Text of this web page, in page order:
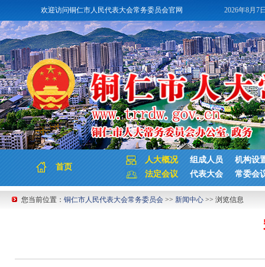
欢迎访问铜仁市人民代表大会常务委员会官网 2026年8月7
首页
人大概况 组成人员
机构设
法定会议
代表大会 常委会
您当前位置： 铜仁市人民代表大会常务委员会 >> 新闻中心 >> 浏览信息